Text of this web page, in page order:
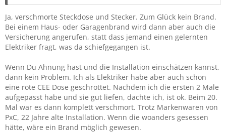
Ja, verschmorte Steckdose und Stecker. Zum Glück kein Brand.
Bei einem Haus- oder Garagenbrand wird dann aber auch die
Versicherung angerufen, statt dass jemand einen gelernten
Elektriker fragt, was da schiefgegangen ist.
Wenn Du Ahnung hast und die Installation einschätzen kannst,
dann kein Problem. Ich als Elektriker habe aber auch schon
eine rote CEE Dose geschrottet. Nachdem ich die ersten 2 Male
aufgepasst habe und sie gut liefen, dachte ich, ist ok. Beim 20.
Mal war es dann komplett verschmort. Trotz Markenwaren von
PxC, 22 Jahre alte Installation. Wenn die woanders gesessen
hätte, wäre ein Brand möglich gewesen.